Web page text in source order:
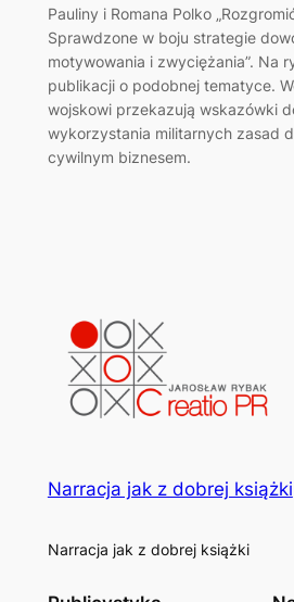
Pauliny i Romana Polko
Sprawdzone w boju strategie
motywowania i zwyciężania”. Na
publikacji o podobnej tematyce.
wojskowi przekazują wskazówki
wykorzystania militarnych zasad
cywilnym biznesem.
Narracja jak z dobrej książki
Narracja jak z dobrej książki